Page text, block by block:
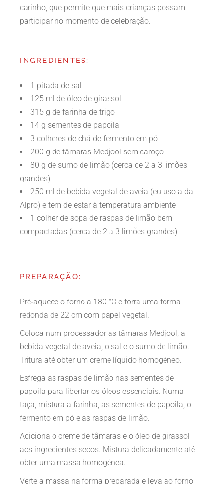
carinho, que permite que mais crianças possam
participar no momento de celebração.
INGREDIENTES:
1 pitada de sal
125 ml de óleo de girassol
315 g de farinha de trigo
14 g sementes de papoila
3 colheres de chá de fermento em pó
200 g de tâmaras Medjool sem caroço
80 g de sumo de limão (cerca de 2 a 3 limões
grandes)
250 ml de bebida vegetal de aveia (eu uso a da
Alpro) e tem de estar à temperatura ambiente
1 colher de sopa de raspas de limão bem
compactadas (cerca de 2 a 3 limões grandes)
PREPARAÇÃO:
Pré‑aquece o forno a 180 °C e forra uma forma
redonda de 22 cm com papel vegetal.
Coloca num processador as tâmaras Medjool, a
bebida vegetal de aveia, o sal e o sumo de limão.
Tritura até obter um creme líquido homogéneo.
Esfrega as raspas de limão nas sementes de
papoila para libertar os óleos essenciais. Numa
taça, mistura a farinha, as sementes de papoila, o
fermento em pó e as raspas de limão.
Adiciona o creme de tâmaras e o óleo de girassol
aos ingredientes secos. Mistura delicadamente até
obter uma massa homogénea.
Verte a massa na forma preparada e leva ao forno